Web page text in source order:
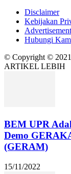
Disclaimer
Kebijakan
Advertisement
Hubungi
© Copyright ©
ARTIKEL LEBIH
BEM UPR
Demo
(GERAM)
15/11/2022